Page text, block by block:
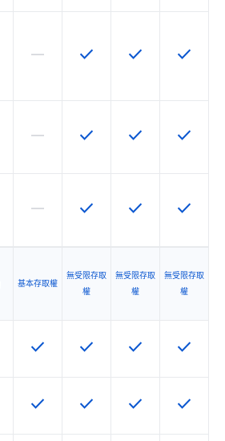
這個 SKU 不支援這項功能
horizontal_rule 這項功能適用於該 SKU
check 這項功能適用於
check 這項功
check
這個 SKU 不支援這項功能
horizontal_rule 這項功能適用於該 SKU
check 這項功能適用於
check 這項功
check
這個 SKU 不支援這項功能
horizontal_rule 這項功能適用於該 SKU
check 這項功能適用於
check 這項功
check
基本存取權
無受限存取
權
無受限存取
權
無受限存取
權
這項功能適用於該 SKU
check 這項功能適用於該 SKU
check 這項功能適用於
check 這項功
check
這項功能適用於該 SKU
check 這項功能適用於該 SKU
check 這項功能適用於
check 這項功
check